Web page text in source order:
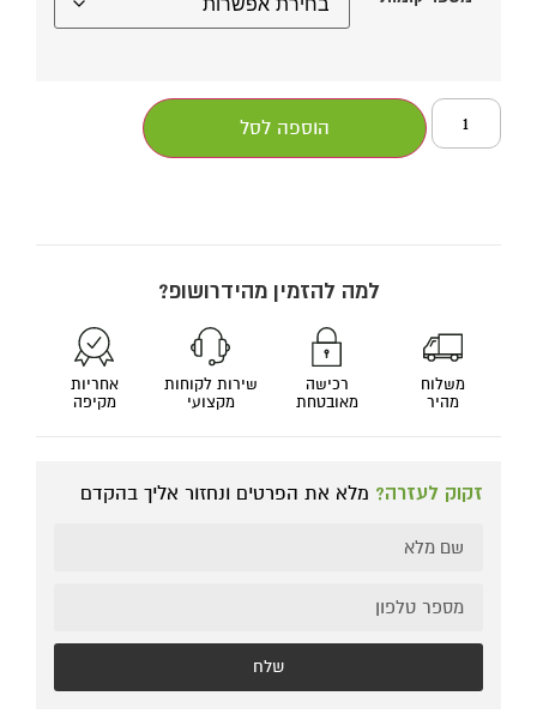
הוספה לסל
למה להזמין מהידרושופ?
משלוח
מהיר
רכישה
מאובטחת
שירות לקוחות
מקצועי
אחריות
מקיפה
זקוק לעזרה? מלא את הפרטים ונחזור אליך בהקדם
שלח